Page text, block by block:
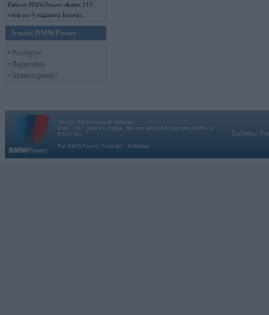
Pašreiz BMWPower skatās 115
viesi un 4 reģistrēti lietotāji.
Ienākt BMWPower
• Pieslēgties
• Reģistrēties
• Aizmirsi paroli?
Vortāls BMWPower.lv darbojas
kopš 2002. gada 14. maija. Tas nav auto klubs un nav saistīts ar
BMW AG.
Par BMWPower
Kontakti Reklāma
Galvena